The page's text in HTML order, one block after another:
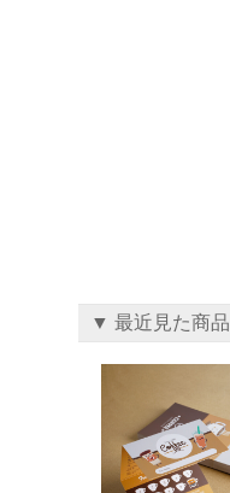
▼ 最近見た商品